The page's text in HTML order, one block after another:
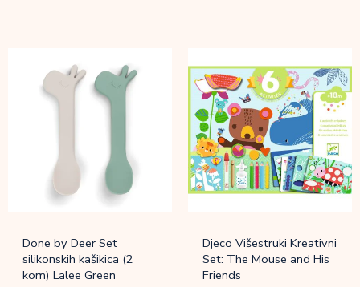
Done by Deer Set
silikonskih kašikica (2
kom) Lalee Green
Djeco Višestruki Kreativni
Set: The Mouse and His
Friends